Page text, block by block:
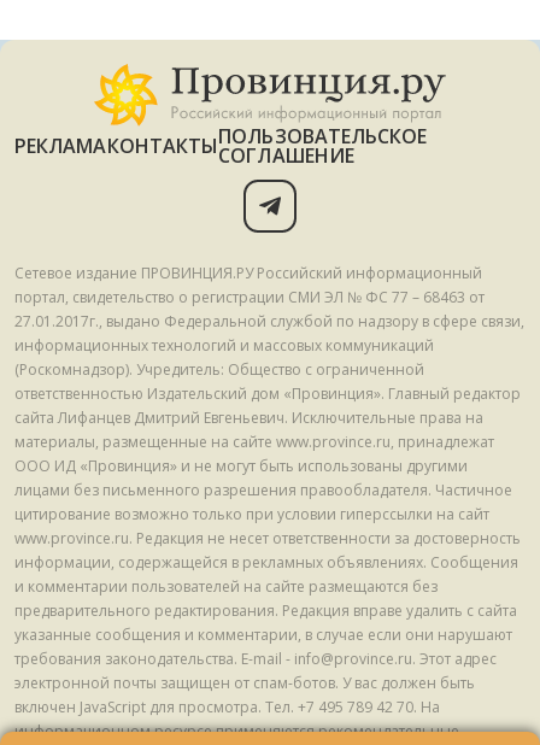
РЕКЛАМАКОНТАКТЫПОЛЬЗОВАТЕЛЬСКОЕ
СОГЛАШЕНИЕ
Сетевое издание ПРОВИНЦИЯ.РУ Российский информационный
портал, свидетельство о регистрации СМИ ЭЛ № ФС 77 – 68463 от
27.01.2017г., выдано Федеральной службой по надзору в сфере связи,
информационных технологий и массовых коммуникаций
(Роскомнадзор). Учредитель: Общество с ограниченной
ответственностью Издательский дом «Провинция». Главный редактор
сайта Лифанцев Дмитрий Евгеньевич. Исключительные права на
материалы, размещенные на сайте www.province.ru, принадлежат
ООО ИД «Провинция» и не могут быть использованы другими
лицами без письменного разрешения правообладателя. Частичное
цитирование возможно только при условии гиперссылки на сайт
www.province.ru. Редакция не несет ответственности за достоверность
информации, содержащейся в рекламных объявлениях. Сообщения
и комментарии пользователей на сайте размещаются без
предварительного редактирования. Редакция вправе удалить с сайта
указанные сообщения и комментарии, в случае если они нарушают
требования законодательства. E-mail - info@province.ru. Этот адрес
электронной почты защищен от спам-ботов. У вас должен быть
включен JavaScript для просмотра. Tел. +7 495 789 42 70. На
информационном ресурсе применяются рекомендательные